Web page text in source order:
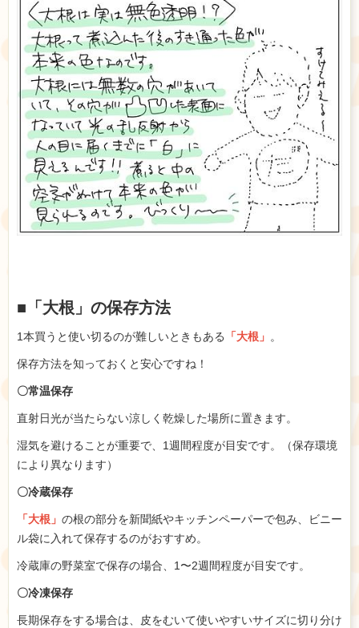
■「大根」の保存方法
1本買うと使い切るのが難しいときもある 「大根」 。
保存方法を知っておくと安心ですね！
〇常温保存
直射日光が当たらない涼しく乾燥した場所に置きます。
湿気を避けることが重要で、1週間程度が目安です。（保存環境
により異なります）
〇冷蔵保存
「大根」 の根の部分を新聞紙やキッチンペーパーで包み、ビニー
ル袋に入れて保存するのがおすすめ。
冷蔵庫の野菜室で保存の場合、1〜2週間程度が目安です。
〇冷凍保存
長期保存をする場合は、皮をむいて使いやすいサイズに切り分け